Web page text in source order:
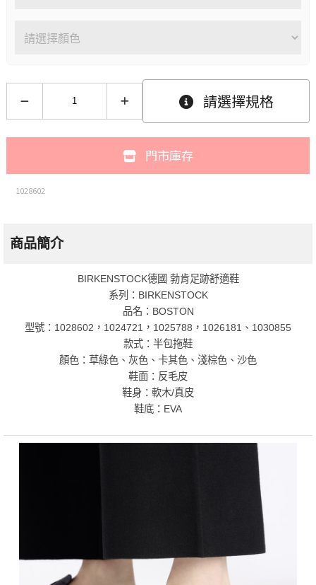
請選擇規格
門市庫存
1028602
商品簡介
BIRKENSTOCK德國 勃肯足跡舒適鞋
系列：BIRKENSTOCK
品名：BOSTON
型號：1028602，1024721，1025788，1026181、1030855
款式：半包拖鞋
顏色：草綠色、灰色、卡其色、淺棕色、沙色
鞋面：反毛皮
鞋身：軟木/真皮
鞋底：EVA